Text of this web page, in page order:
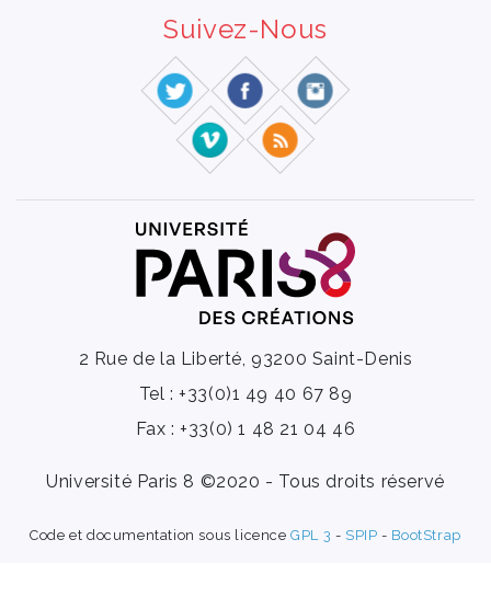
Suivez-Nous
2 Rue de la Liberté, 93200 Saint-Denis
Tel : +33(0)1 49 40 67 89
Fax : +33(0) 1 48 21 04 46
Université Paris 8 ©2020 - Tous droits réservé
Code et documentation sous licenceGPL 3 - SPIP - BootStrap